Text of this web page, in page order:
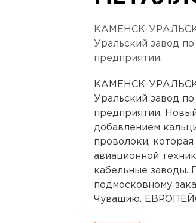
КАМЕНСК-
Уральский завод
предприятии.
КАМЕНСК-
Уральский завод
предприятии.
добавлением
проволоки,
авиационной
кабельные заводы.
подмосковному
Чувашию.